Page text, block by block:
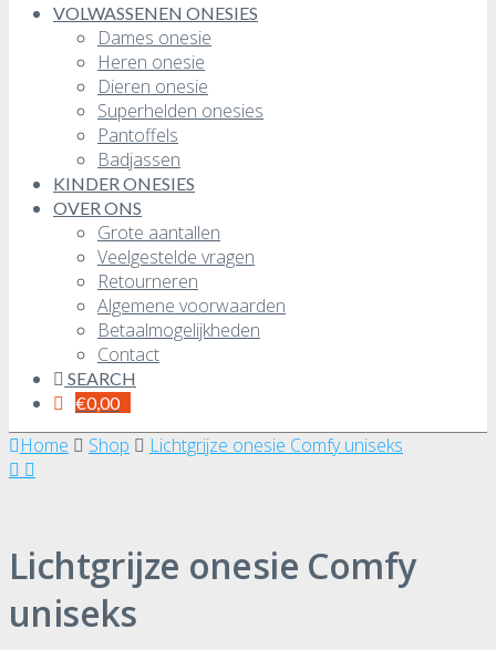
VOLWASSENEN ONESIES
Dames onesie
Heren onesie
Dieren onesie
Superhelden onesies
Pantoffels
Badjassen
KINDER ONESIES
OVER ONS
Grote aantallen
Veelgestelde vragen
Retourneren
Algemene voorwaarden
Betaalmogelijkheden
Contact
SEARCH
€0,00
Home Shop Lichtgrijze onesie Comfy uniseks
Lichtgrijze onesie Comfy
uniseks